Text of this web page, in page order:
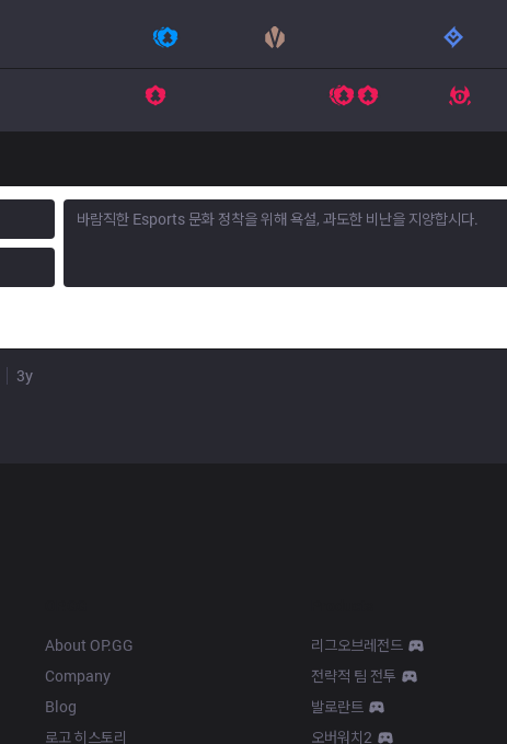
3y
About OP.GG
Company
Blog
로고 히스토리
리그오브레전드
전략적 팀 전투
발로란트
오버워치2